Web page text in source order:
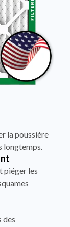
la poussière
longtemps.
piéger les
des